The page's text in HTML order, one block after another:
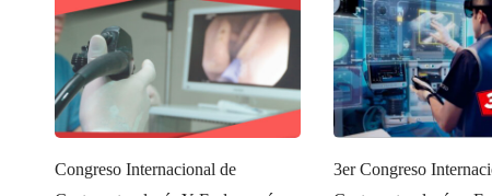
Congreso Internacional de
3er Congreso